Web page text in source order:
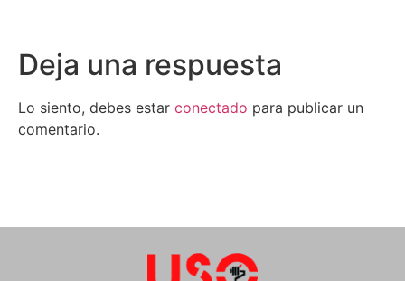
Deja una respuesta
Lo siento, debes estar conectado para publicar un
comentario.